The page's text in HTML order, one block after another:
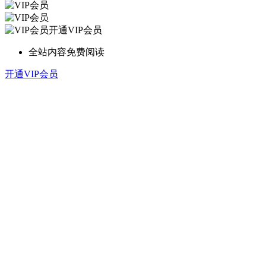
开通VIP会员
全站内容免费阅读
开通VIP会员